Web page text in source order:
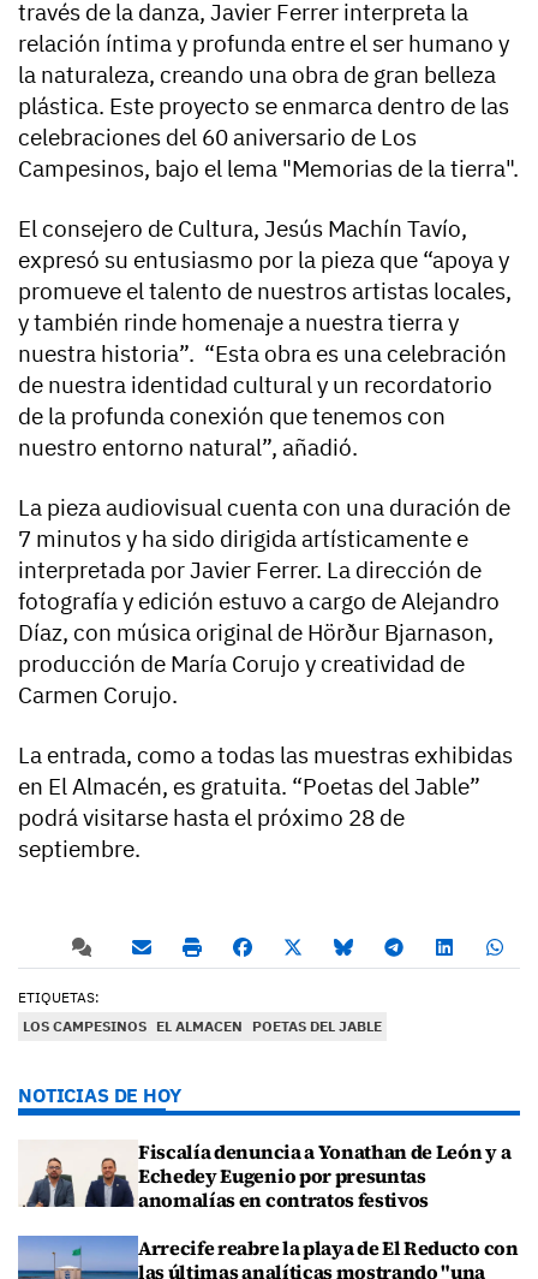
través de la danza, Javier Ferrer interpreta la
relación íntima y profunda entre el ser humano y
la naturaleza, creando una obra de gran belleza
plástica. Este proyecto se enmarca dentro de las
celebraciones del 60 aniversario de Los
Campesinos, bajo el lema "Memorias de la tierra".
El consejero de Cultura, Jesús Machín Tavío,
expresó su entusiasmo por la pieza que “apoya y
promueve el talento de nuestros artistas locales,
y también rinde homenaje a nuestra tierra y
nuestra historia”. “Esta obra es una celebración
de nuestra identidad cultural y un recordatorio
de la profunda conexión que tenemos con
nuestro entorno natural”, añadió.
La pieza audiovisual cuenta con una duración de
7 minutos y ha sido dirigida artísticamente e
interpretada por Javier Ferrer. La dirección de
fotografía y edición estuvo a cargo de Alejandro
Díaz, con música original de Hörður Bjarnason,
producción de María Corujo y creatividad de
Carmen Corujo.
La entrada, como a todas las muestras exhibidas
en El Almacén, es gratuita. “Poetas del Jable”
podrá visitarse hasta el próximo 28 de
septiembre.
ETIQUETAS:
LOS CAMPESINOS EL ALMACEN POETAS DEL JABLE
NOTICIAS DE HOY
Fiscalía denuncia a Yonathan de León y a
Echedey Eugenio por presuntas
anomalías en contratos festivos
Arrecife reabre la playa de El Reducto con
las últimas analíticas mostrando "una